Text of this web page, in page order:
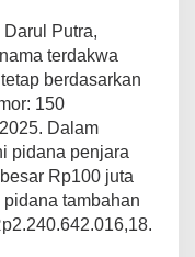
Putra,
terdakwa
berdasarkan
150
Dalam
pidana penjara
Rp100 juta
tambahan